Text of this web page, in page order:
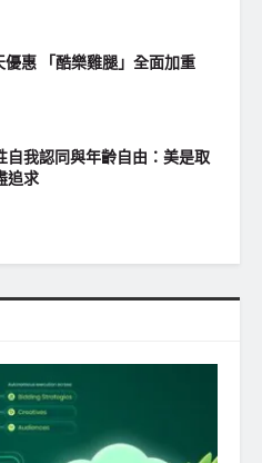
惠 「酷樂雞腿」全面加重
自我認同與年齡自由：美是取
追求